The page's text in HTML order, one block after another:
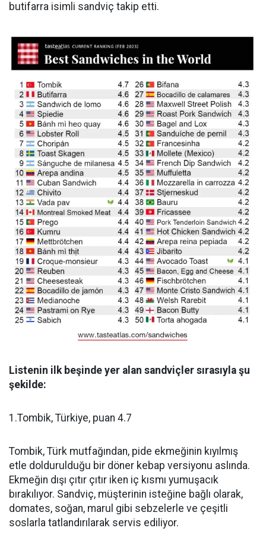
butifarra isimli sandviç takip etti.
Listenin ilk beşinde yer alan sandviçler sırasıyla şu
şekilde:
1.Tombik, Türkiye, puan 4.7
Tombik, Türk mutfağından, pide ekmeğinin kıyılmış
etle doldurulduğu bir döner kebap versiyonu aslında.
Ekmeğin dışı çıtır çıtır iken iç kısmı yumuşacık
bırakılıyor. Sandviç, müşterinin isteğine bağlı olarak,
domates, soğan, marul gibi sebzelerle ve çeşitli
soslarla tatlandırılarak servis ediliyor.